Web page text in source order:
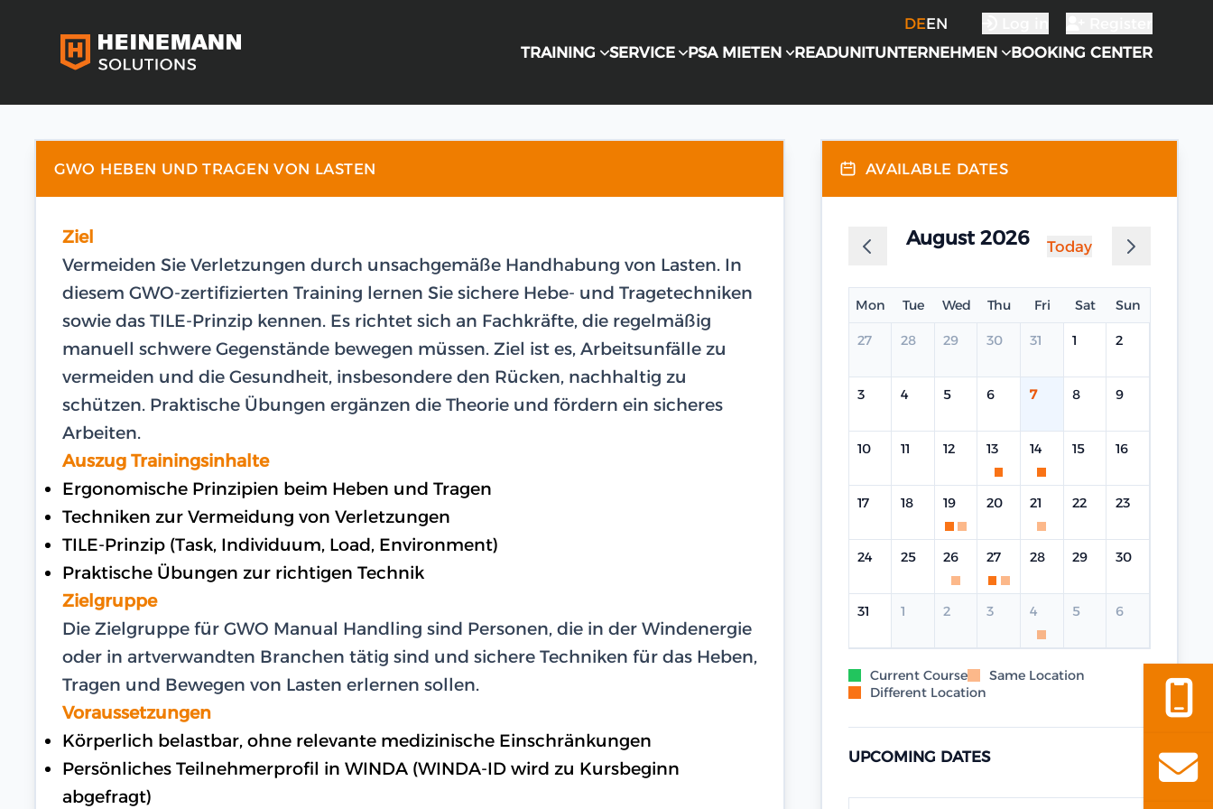
DEEN
TRAINING
SERVICE PSA MIETEN READUNITUNTERNEHMEN BOOKING CENTER
GWO HEBEN UND TRAGEN VON LASTEN
Ziel
Vermeiden Sie Verletzungen durch unsachgemäße Handhabung von Lasten. In
diesem GWO-zertifizierten Training lernen Sie sichere Hebe- und Tragetechniken
sowie das TILE-Prinzip kennen. Es richtet sich an Fachkräfte, die regelmäßig
manuell schwere Gegenstände bewegen müssen. Ziel ist es, Arbeitsunfälle zu
vermeiden und die Gesundheit, insbesondere den Rücken, nachhaltig zu
schützen. Praktische Übungen ergänzen die Theorie und fördern ein sicheres
Arbeiten.
Auszug Trainingsinhalte
Ergonomische Prinzipien beim Heben und Tragen
Techniken zur Vermeidung von Verletzungen
TILE-Prinzip (Task, Individuum, Load, Environment)
Praktische Übungen zur richtigen Technik
Zielgruppe
Die Zielgruppe für GWO Manual Handling sind Personen, die in der Windenergie
oder in artverwandten Branchen tätig sind und sichere Techniken für das Heben,
Tragen und Bewegen von Lasten erlernen sollen.
Voraussetzungen
Körperlich belastbar, ohne relevante medizinische Einschränkungen
Persönliches Teilnehmerprofil in WINDA (WINDA-ID wird zu Kursbeginn
abgefragt)
AVAILABLE DATES
August 2026 Today
Mon Tue Wed Thu Fri Sat Sun
27 28 29 30 31 1 2
3 4 5 6 7 8 9
10 11 12 13 14 15 16
17 18 19 20 21 22 23
24 25 26 27 28 29 30
31 1 2 3 4 5 6
Current Course
Same Location
Different Location
UPCOMING DATES